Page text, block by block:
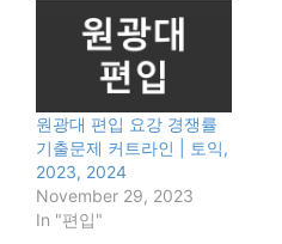
원광대 편입 요강 경쟁률
기출문제 커트라인 | 토익,
2023, 2024
November 29, 2023
In "편입"